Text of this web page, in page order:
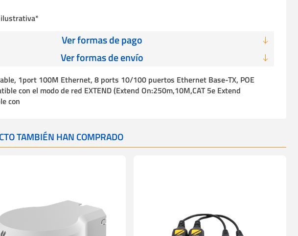
Ver formas de pago
Ver formas de envío
1port 100M Ethernet, 8 ports 10/100 puertos Ethernet Base-TX, POE
con el modo de red EXTEND (Extend On:250m,10M,CAT 5e Extend
con
TAMBIÉN HAN COMPRADO